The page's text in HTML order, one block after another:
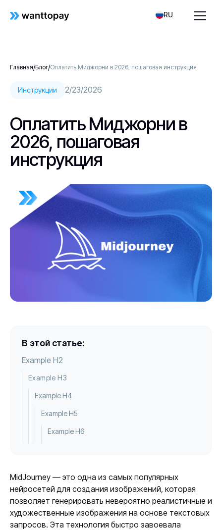
RU
Главная/Блог/Оплатить Миджорни в 2026, пошаговая инструкция
Инструкции 2/23/2026
Оплатить Миджорни в
2026, пошаговая
инструкция
В этой статье:
Example H2
Example H3
Example H4
Example H5
Example H6
MidJourney — это одна из самых популярных
нейросетей для создания изображений, которая
позволяет генерировать невероятно реалистичные и
художественные изображения на основе текстовых
запросов. Эта технология быстро завоевала